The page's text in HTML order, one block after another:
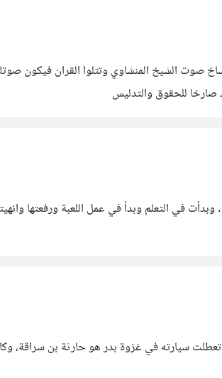
صوت الشيخ المنشاوي وتتلوا القران فيكون
في التعلم وبدأ في عمل اللعبة ورفعتها
السؤال من الصحابي الذي تعطلت سيارتة في غزوة بدر كانت اجابته غريبى الصحابي الذي تعطلت سيارته في